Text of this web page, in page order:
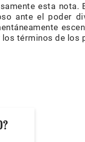
esta nota.
ante el poder
términos de los